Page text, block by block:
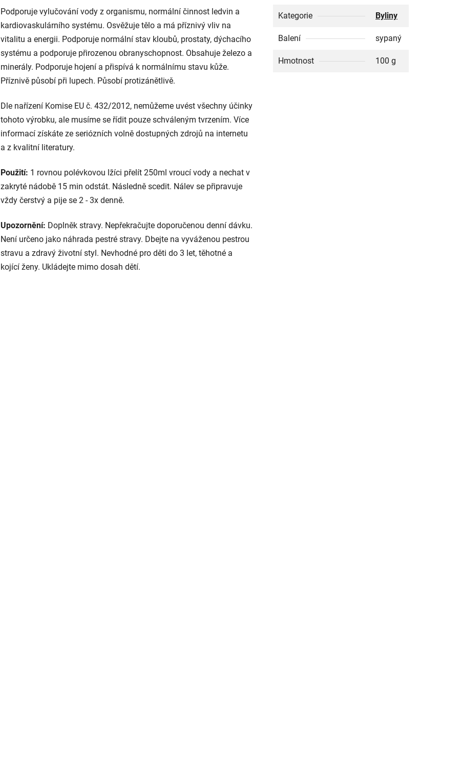
Podporuje vylučování vody z organismu, normální činnost ledvin a
kardiovaskulárního systému. Osvěžuje tělo a má příznivý vliv na
vitalitu a energii. Podporuje normální stav kloubů, prostaty, dýchacího
systému a podporuje přirozenou obranyschopnost. Obsahuje železo a
minerály. Podporuje hojení a přispívá k normálnímu stavu kůže.
Příznivě působí při lupech. Působí protizánětlivě.
Dle nařízení Komise EU č. 432/2012, nemůžeme uvést všechny účinky
tohoto výrobku, ale musíme se řídit pouze schváleným tvrzením. Více
informací získáte ze seriózních volně dostupných zdrojů na internetu
a z kvalitní literatury.
Použití: 1 rovnou polévkovou lžíci přelít 250ml vroucí vody a nechat v
zakryté nádobě 15 min odstát. Následně scedit. Nálev se připravuje
vždy čerstvý a pije se 2 - 3x denně.
Upozornění: Doplněk stravy. Nepřekračujte doporučenou denní dávku.
Není určeno jako náhrada pestré stravy. Dbejte na vyváženou pestrou
stravu a zdravý životní styl. Nevhodné pro děti do 3 let, těhotné a
kojící ženy. Ukládejte mimo dosah dětí.
Kategorie Byliny
Balení sypaný
Hmotnost 100 g